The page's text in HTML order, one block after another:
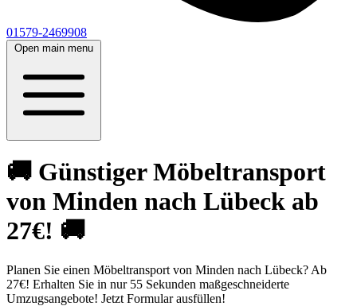
01579-2469908
Open main menu
🚚 Günstiger Möbeltransport
von Minden nach Lübeck ab
27€! 🚚
Planen Sie einen Möbeltransport von Minden nach Lübeck? Ab
27€! Erhalten Sie in nur 55 Sekunden maßgeschneiderte
Umzugsangebote! Jetzt Formular ausfüllen!